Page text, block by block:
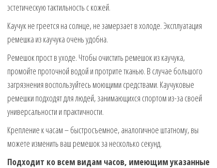
эстетическую тактильность с кожей.
Каучук не греется на солнце, не замерзает в холоде. Эксплуатация
ремешка из каучука очень удобна.
Ремешок прост в уходе. Чтобы очистить ремешок из каучука,
промойте проточной водой и протрите тканью. В случае большого
загрязнения воспользуйтесь моющими средствами. Каучуковые
ремешки подходят для людей, занимающихся спортом из-за своей
универсальности и практичности.
Крепление к часам – быстросъемное, аналогичное штатному, вы
можете изменить ваш ремешок за несколько секунд.
Подходит ко всем видам часов, имеющим указанные